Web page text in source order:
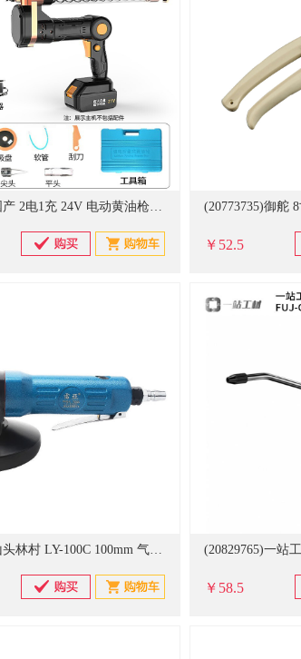
(20836171)国产 2电1充 24V 电动黄油枪(单位：把)
￥52.5
(20765815)山头林村 LY-100C 100mm 气动打磨机(单位：台)
￥58.5